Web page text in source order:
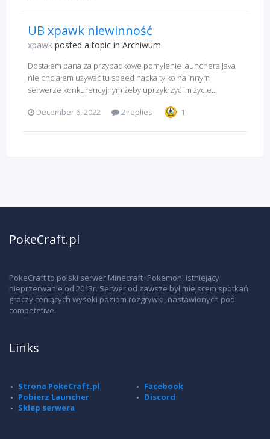
UB xpawk niewinność
xpawk posted a topic in Archiwum
Dostałem bana za przypadkowe pomylenie launchera Java
nie chciałem używać tu speed hacka tylko na innym
serwerze konkurencyjnym żeby uprzykrzyć im życie...
December 6, 2022 2 replies 1
PokeCraft.pl
PokeCraft to polski serwer Minecraft+Pokemon, istniejący
nieprzerwanie od 2013r. Serwer od zawsze był miejscem spotkań
graczy ceniących wysoki poziom rozgrywki, nastawionych pod
competetive.
Links
Strona PokeCraft.pl
Pobierz Launcher
Sklep serwera
Facebook
Discord